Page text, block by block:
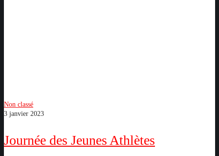
Non classé
3 janvier 2023
Journée des Jeunes Athlètes